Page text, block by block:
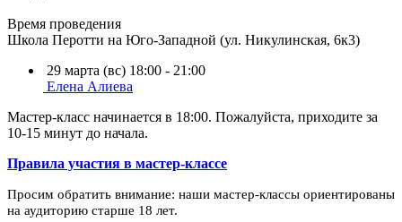
Время проведения
Школа Перотти на Юго-Западной (ул. Никулинская, 6к3)
29 марта (вс) 18:00 - 21:00
Елена Алиева
Мастер-класс начинается в 18:00. Пожалуйста, приходите за
10-15 минут до начала.
Правила участия в мастер-классе
Просим обратить внимание: наши мастер-классы ориентированы
на аудиторию старше 18 лет.